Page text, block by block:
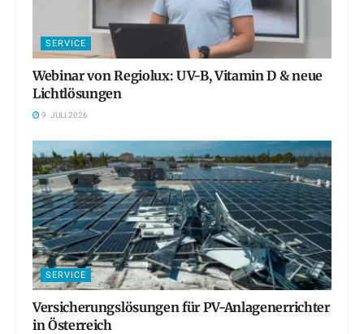
SERVICE
Webinar von Regiolux: UV-B, Vitamin D & neue
Lichtlösungen
9. JULI 2026
SERVICE
Versicherungslösungen für PV-Anlagenerrichter
in Österreich